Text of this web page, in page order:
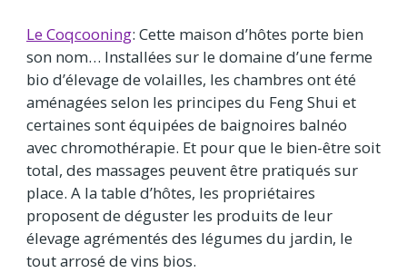
Le Coqcooning: Cette maison d’hôtes porte bien
son nom… Installées sur le domaine d’une ferme
bio d’élevage de volailles, les chambres ont été
aménagées selon les principes du Feng Shui et
certaines sont équipées de baignoires balnéo
avec chromothérapie. Et pour que le bien-être soit
total, des massages peuvent être pratiqués sur
place. A la table d’hôtes, les propriétaires
proposent de déguster les produits de leur
élevage agrémentés des légumes du jardin, le
tout arrosé de vins bios.